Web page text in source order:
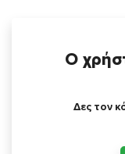
Ο
Δες τον